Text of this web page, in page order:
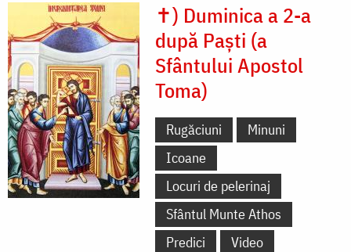
✝) Duminica a 2-a
după Paști (a
Sfântului Apostol
Toma)
Rugăciuni
Minuni
Icoane
Locuri de pelerinaj
Sfântul Munte Athos
Predici
Video